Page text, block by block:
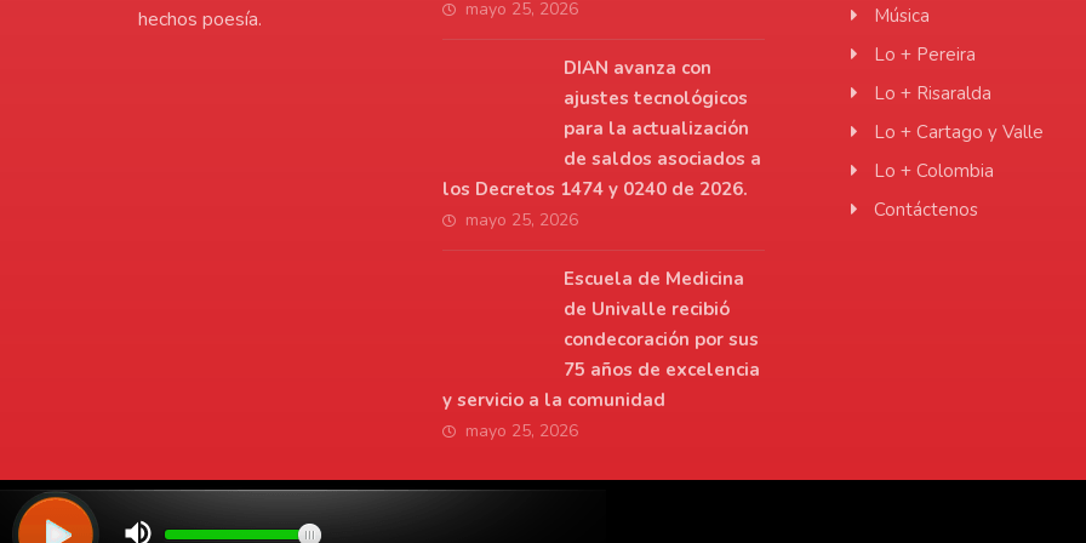
hechos poesía.
mayo 25, 2026
DIAN avanza con
ajustes tecnológicos
para la actualización
de saldos asociados a
los Decretos 1474 y 0240 de 2026.
mayo 25, 2026
Escuela de Medicina
de Univalle recibió
condecoración por sus
75 años de excelencia
y servicio a la comunidad
mayo 25, 2026
Música
Lo + Pereira
Lo + Risaralda
Lo + Cartago y Valle
Lo + Colombia
Contáctenos